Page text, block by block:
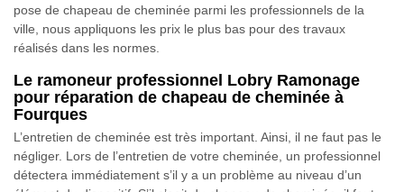
pose de chapeau de cheminée parmi les professionnels de la
ville, nous appliquons les prix le plus bas pour des travaux
réalisés dans les normes.
Le ramoneur professionnel Lobry Ramonage
pour réparation de chapeau de cheminée à
Fourques
L’entretien de cheminée est très important. Ainsi, il ne faut pas le
négliger. Lors de l’entretien de votre cheminée, un professionnel
détectera immédiatement s’il y a un problème au niveau d’un